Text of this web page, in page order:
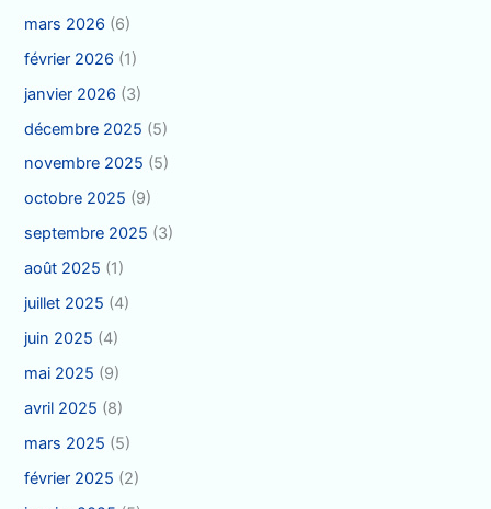
mars 2026 (6)
février 2026 (1)
janvier 2026 (3)
décembre 2025 (5)
novembre 2025 (5)
octobre 2025 (9)
septembre 2025 (3)
août 2025 (1)
juillet 2025 (4)
juin 2025 (4)
mai 2025 (9)
avril 2025 (8)
mars 2025 (5)
février 2025 (2)